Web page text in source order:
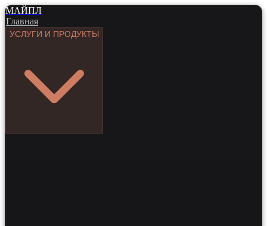
МАЙПЛ
Главная
УСЛУГИ И ПРОДУКТЫ